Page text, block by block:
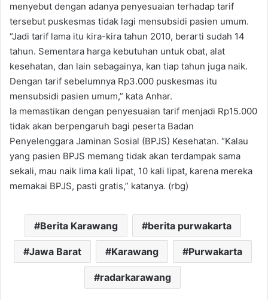
menyebut dengan adanya penyesuaian terhadap tarif
tersebut puskesmas tidak lagi mensubsidi pasien umum.
“Jadi tarif lama itu kira-kira tahun 2010, berarti sudah 14
tahun. Sementara harga kebutuhan untuk obat, alat
kesehatan, dan lain sebagainya, kan tiap tahun juga naik.
Dengan tarif sebelumnya Rp3.000 puskesmas itu
mensubsidi pasien umum,” kata Anhar.
Ia memastikan dengan penyesuaian tarif menjadi Rp15.000
tidak akan berpengaruh bagi peserta Badan
Penyelenggara Jaminan Sosial (BPJS) Kesehatan. “Kalau
yang pasien BPJS memang tidak akan terdampak sama
sekali, mau naik lima kali lipat, 10 kali lipat, karena mereka
memakai BPJS, pasti gratis,” katanya. (rbg)
Berita Karawang berita purwakarta
Jawa Barat Karawang Purwakarta
radarkarawang